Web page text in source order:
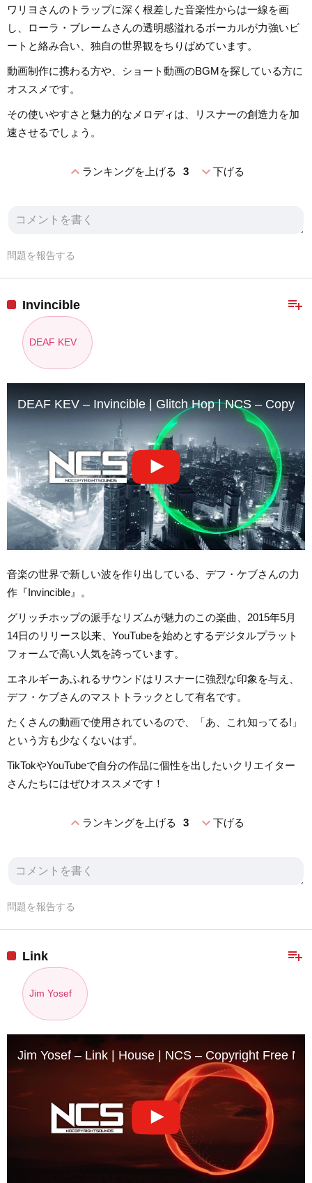
ワリヨさんのトラップに深く根差した音楽性からは一線を画
し、ローラ・ブレームさんの透明感溢れるボーカルが力強いビ
ートと絡み合い、独自の世界観をちりばめています。
動画制作に携わる方や、ショート動画のBGMを探している方に
オススメです。
その使いやすさと魅力的なメロディは、リスナーの創造力を加
速させるでしょう。
expand_lessランキングを上げる 3 expand_more下げる
問題を報告する
playlist_add
Invincible
DEAF KEV
DEAF KEV – Invincible | Glitch Hop | NCS –
音楽の世界で新しい波を作り出している、デフ・ケブさんの力
作『Invincible』。
グリッチホップの派手なリズムが魅力のこの楽曲、2015年5月
14日のリリース以来、YouTubeを始めとするデジタルプラット
フォームで高い人気を誇っています。
エネルギーあふれるサウンドはリスナーに強烈な印象を与え、
デフ・ケブさんのマストトラックとして有名です。
たくさんの動画で使用されているので、「あ、これ知ってる!」
という方も少なくないはず。
TikTokやYouTubeで自分の作品に個性を出したいクリエイター
さんたちにはぜひオススメです！
expand_lessランキングを上げる 3 expand_more下げる
問題を報告する
playlist_add
Link
Jim Yosef
Jim Yosef – Link | House | NCS – Copyright Free